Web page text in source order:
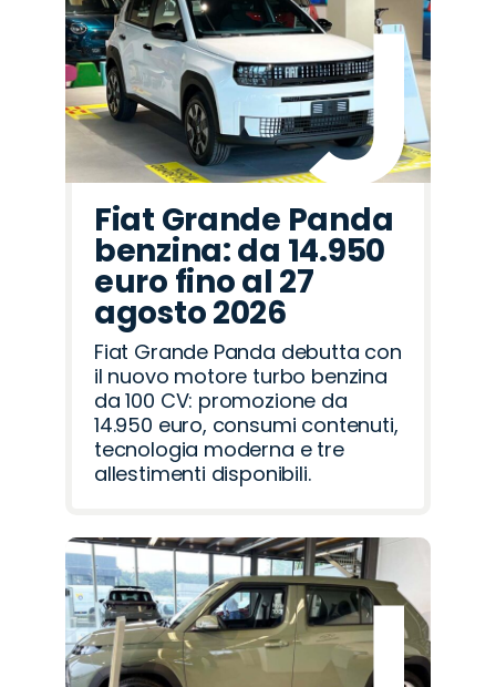
Fiat Grande Panda
benzina: da 14.950
euro fino al 27
agosto 2026
Fiat Grande Panda debutta con
il nuovo motore turbo benzina
da 100 CV: promozione da
14.950 euro, consumi contenuti,
tecnologia moderna e tre
allestimenti disponibili.